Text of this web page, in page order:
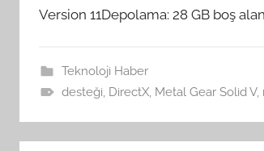
Version 11Depolama: 28 GB boş
Teknoloji Haber
desteği DirectX, Metal Gear Solid V,